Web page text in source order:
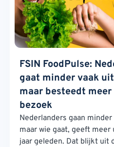
FSIN FoodPulse:
gaat minder vaak
maar besteedt meer
bezoek
Nederlanders gaan
maar wie gaat, geeft meer
jaar geleden. Dat blijkt uit